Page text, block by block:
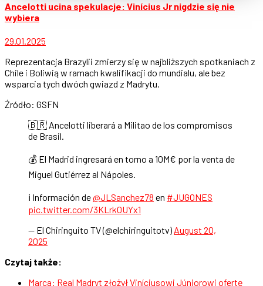
Ancelotti ucina spekulacje: Vinícius Jr nigdzie się nie
wybiera
29.01.2025
Reprezentacja Brazylii zmierzy się w najbliższych spotkaniach z
Chile i Boliwią w ramach kwalifikacji do mundialu, ale bez
wsparcia tych dwóch gwiazd z Madrytu.
Źródło: GSFN
🇧🇷 Ancelotti liberará a Militao de los compromisos
de Brasil.
💰 El Madrid ingresará en torno a 10M€ por la venta de
Miguel Gutiérrez al Nápoles.
ℹ️ Información de@JLSanchez78 en #JUGONES
pic.twitter.com/3KLrk0UYx1
— El Chiringuito TV (@elchiringuitotv) August 20,
2025
Czytaj także:
Marca: Real Madryt złożył Viníciusowi Júniorowi ofertę